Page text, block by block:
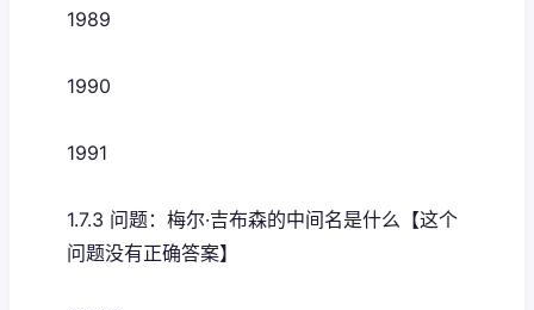
1989
1990
1991
1.7.3 问题：梅尔·吉布森的中间名是什么【这个
问题没有正确答案】